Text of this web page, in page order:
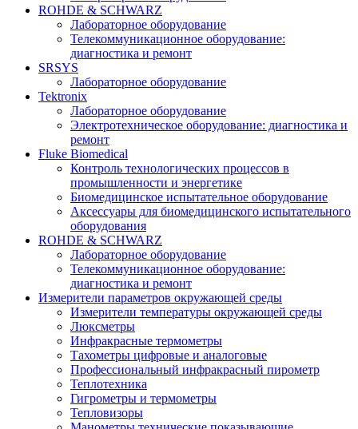
ROHDE & SCHWARZ
Лабораторное оборудование
Телекоммуникационное оборудование:
диагностика и ремонт
SRSYS
Лабораторное оборудование
Tektronix
Лабораторное оборудование
Электротехническое оборудование: диагностика и
ремонт
Fluke Biomedical
Контроль технологических процессов в
промышленности и энергетике
Биомедицинское испытательное оборудование
Аксессуары для биомедицинского испытательного
оборудования
ROHDE & SCHWARZ
Лабораторное оборудование
Телекоммуникационное оборудование:
диагностика и ремонт
Измерители параметров окружающей среды
Измерители температуры окружающей среды
Люксметры
Инфракрасные термометры
Тахометры цифровые и аналоговые
Профессиональный инфракрасный пирометр
Теплотехника
Гигрометры и термометры
Тепловизоры